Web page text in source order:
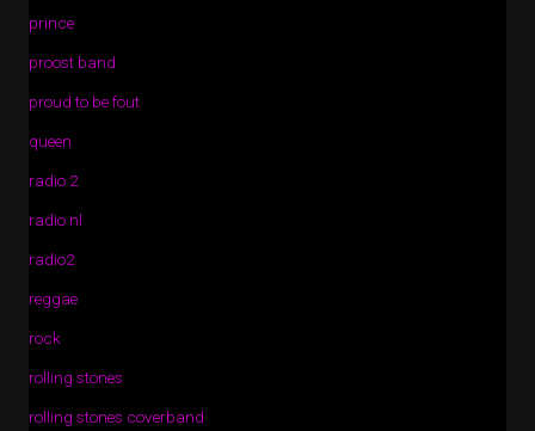
prince
proost band
proud to be fout
queen
radio 2
radio nl
radio2
reggae
rock
rolling stones
rolling stones coverband